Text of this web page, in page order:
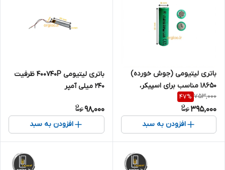
باتری لیتیومی (جوش خورده)
۱۸۶۵۰ مناسب برای اسپیکر،
میلی آمپر
753,000
47%
395,000
افزودن به سبد
باتری لیتیومی 400740P ظرفیت
240 میلی آمپر
98,000
افزودن به سبد